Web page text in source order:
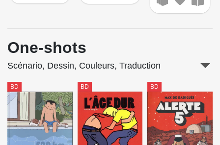
One-shots
Scénario, Dessin, Couleurs, Traduction
BD BD BD